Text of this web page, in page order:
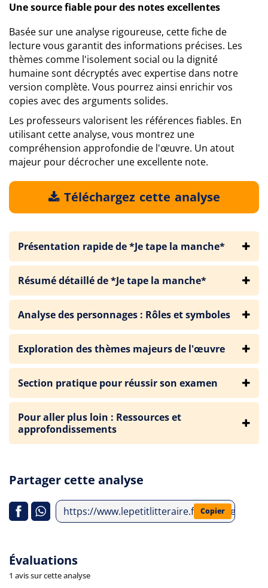
Une source fiable pour des notes excellentes
Basée sur une analyse rigoureuse, cette fiche de
lecture vous garantit des informations précises. Les
thèmes comme l'isolement social ou la dignité
humaine sont décryptés avec expertise dans notre
version complète. Vous pourrez ainsi enrichir vos
copies avec des arguments solides.
Les professeurs valorisent les références fiables. En
utilisant cette analyse, vous montrez une
compréhension approfondie de l'œuvre. Un atout
majeur pour décrocher une excellente note.
Téléchargez cette analyse
Présentation rapide de *Je tape la manche*
Résumé détaillé de *Je tape la manche*
Analyse des personnages : Rôles et symboles
Exploration des thèmes majeurs de l'œuvre
Section pratique pour réussir son examen
Pour aller plus loin : Ressources et
approfondissements
Partager cette analyse
https://www.lepetitlitteraire.fr/analyses-
Copier
Évaluations
1 avis sur cette analyse